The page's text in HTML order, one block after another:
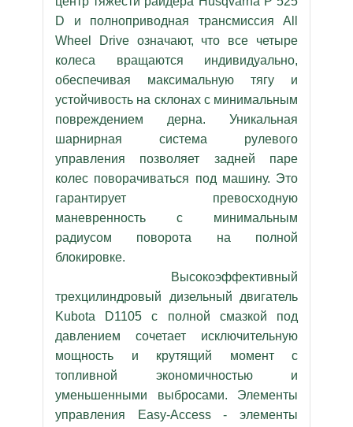
D и полноприводная трансмиссия All
Wheel Drive означают, что все четыре
колеса вращаются индивидуально,
обеспечивая максимальную тягу и
устойчивость на склонах с минимальным
повреждением дерна. Уникальная
шарнирная система рулевого
управления позволяет задней паре
колес поворачиваться под машину. Это
гарантирует превосходную
маневренность с минимальным
радиусом поворота на полной
блокировке.
Высокоэффективный
трехцилиндровый дизельный двигатель
Kubota D1105 с полной смазкой под
давлением сочетает исключительную
мощность и крутящий момент с
топливной экономичностью и
уменьшенными выбросами. Элементы
управления Easy-Access - элементы